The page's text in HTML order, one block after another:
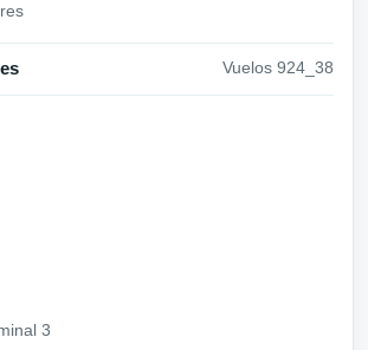
Vuelos 924_38
3